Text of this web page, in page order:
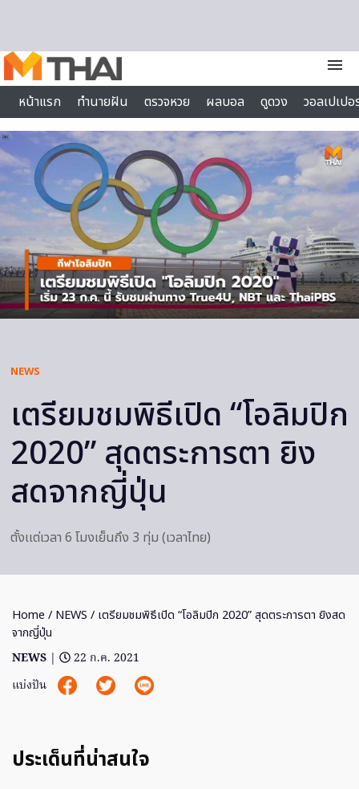
menu
หน้าแรก
ทำนายฝัน ตรวจหวย ผลบอล ดูดวง
วอลเปเป
ไลฟ์สไตล์
NEWS
เตรียมชมพิธีเปิด “โอลิมปิก
2020” สุดตระการตา ยิง
สดจากญี่ปุ่น
ตั้งเเต่เวลา 6 โมงเย็นถึง 3 ทุ่ม (เวลาไทย)
Home / NEWS / เตรียมชมพิธีเปิด “โอลิมปิก 2020” สุดตระการตา ยิงสด
จากญี่ปุ่น
NEWS |
22 ก.ค. 2021
แบ่งปัน
ประเด็นที่น่าสนใจ